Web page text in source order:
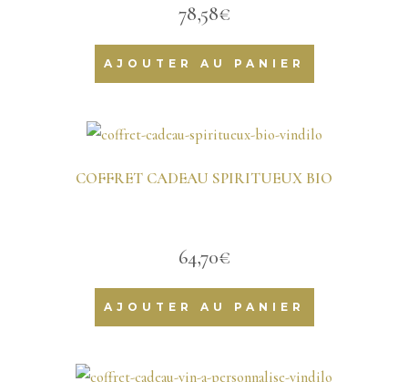
78,58€
AJOUTER AU PANIER
COFFRET CADEAU SPIRITUEUX BIO
64,70€
AJOUTER AU PANIER